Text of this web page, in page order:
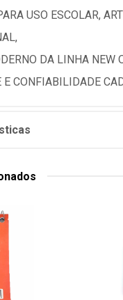
USO ESCOLAR,
DA LINHA NEW
CONFIABILIDADE